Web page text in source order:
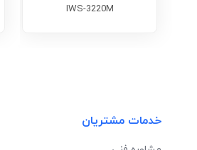
IWS-3220M
خدمات مشتریان